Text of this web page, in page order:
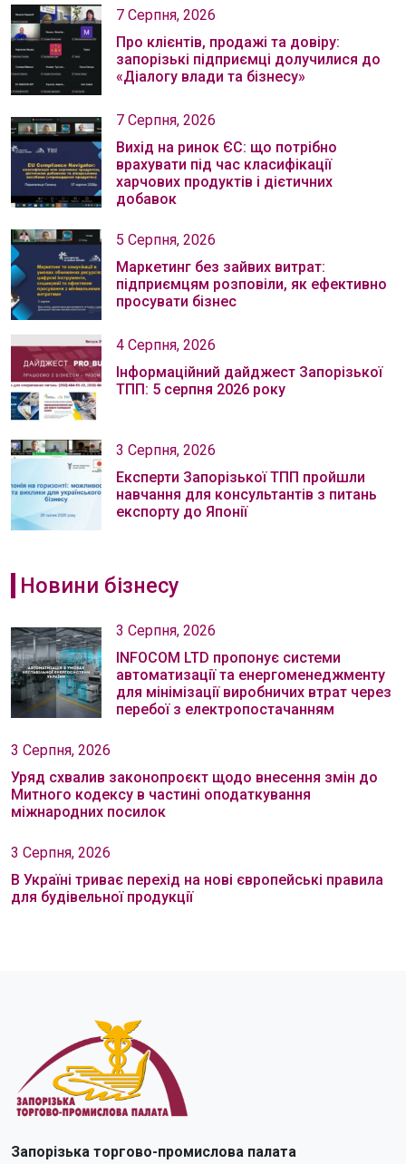
7 Серпня, 2026
Про клієнтів, продажі та довіру:
запорізькі підприємці долучилися до
«Діалогу влади та бізнесу»
7 Серпня, 2026
Вихід на ринок ЄС: що потрібно
врахувати під час класифікації
харчових продуктів і дієтичних
добавок
5 Серпня, 2026
Маркетинг без зайвих витрат:
підприємцям розповіли, як ефективно
просувати бізнес
4 Серпня, 2026
Інформаційний дайджест Запорізької
ТПП: 5 серпня 2026 року
3 Серпня, 2026
Експерти Запорізької ТПП пройшли
навчання для консультантів з питань
експорту до Японії
Новини бізнесу
3 Серпня, 2026
INFOCOM LTD пропонує системи
автоматизації та енергоменеджменту
для мінімізації виробничих втрат через
перебої з електропостачанням
3 Серпня, 2026
Уряд схвалив законопроєкт щодо внесення змін до
Митного кодексу в частині оподаткування
міжнародних посилок
3 Серпня, 2026
В Україні триває перехід на нові європейські правила
для будівельної продукції
Запорізька торгово-промислова палата